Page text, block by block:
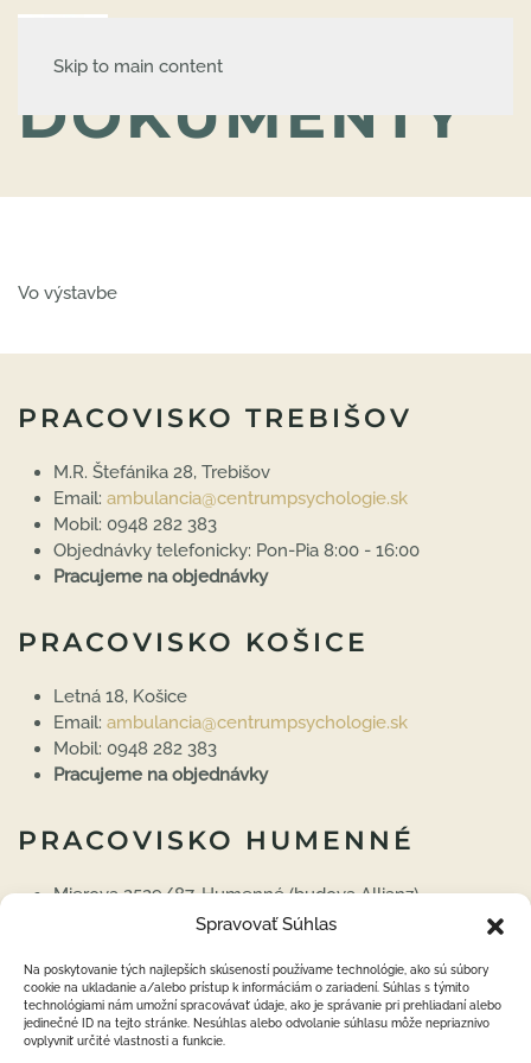
Spravovať Súhlas
Na poskytovanie tých najlepších skúseností používame technológie, ako sú súbory
cookie na ukladanie a/alebo prístup k informáciám o zariadení. Súhlas s týmito
technológiami nám umožní spracovávať údaje, ako je správanie pri prehliadaní alebo
jedinečné ID na tejto stránke. Nesúhlas alebo odvolanie súhlasu môže nepriaznivo
ovplyvniť určité vlastnosti a funkcie.
Skip to main content
DOPRAVNEJ
DOKUMENTY
Vo výstavbe
PRACOVISKO TREBIŠOV
M.R. Štefánika 28, Trebišov
Email: ambulancia@centrumpsychologie.sk
Mobil: 0948 282 383
Objednávky telefonicky: Pon-Pia 8:00 - 16:00
Pracujeme na objednávky
PRACOVISKO KOŠICE
Letná 18, Košice
Email: ambulancia@centrumpsychologie.sk
Mobil: 0948 282 383
Pracujeme na objednávky
PRACOVISKO HUMENNÉ
Mierova 2529/87, Humenné (budova Allianz)
ambulancia@centrumpsychologie.sk
Objednávky telefonicky: Pon-Pia 8:00 - 16:00
Pracujeme na objednávky